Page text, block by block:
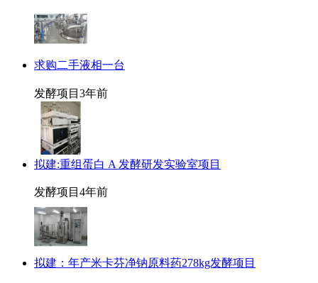
求购二手液相一台
发酵项目 3年前
拟建:重组蛋白 A 发酵研发实验室项目
发酵项目 4年前
拟建：年产米卡芬净钠原料药278kg发酵项目